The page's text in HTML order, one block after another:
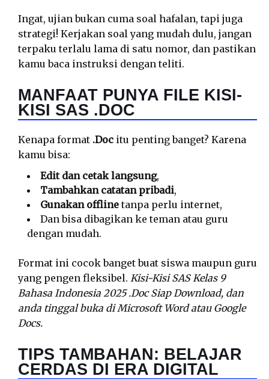
Ingat, ujian bukan cuma soal hafalan, tapi juga
strategi! Kerjakan soal yang mudah dulu, jangan
terpaku terlalu lama di satu nomor, dan pastikan
kamu baca instruksi dengan teliti.
MANFAAT PUNYA FILE KISI-
KISI SAS .DOC
Kenapa format .Doc itu penting banget? Karena
kamu bisa:
Edit dan cetak langsung,
Tambahkan catatan pribadi,
Gunakan offlinetanpa perlu internet,
Dan bisa dibagikan ke teman atau guru
dengan mudah.
Format ini cocok banget buat siswa maupun guru
yang pengen fleksibel. Kisi-Kisi SAS Kelas 9
Bahasa Indonesia 2025 .Doc Siap Download, dan
anda tinggal buka di Microsoft Word atau Google
Docs.
TIPS TAMBAHAN: BELAJAR
CERDAS DI ERA DIGITAL